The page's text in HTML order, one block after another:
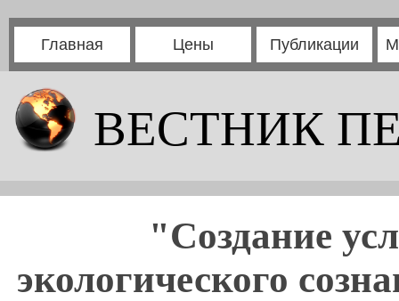
Главная Цены Публикации
ВЕСТНИК
"Создание
экологического